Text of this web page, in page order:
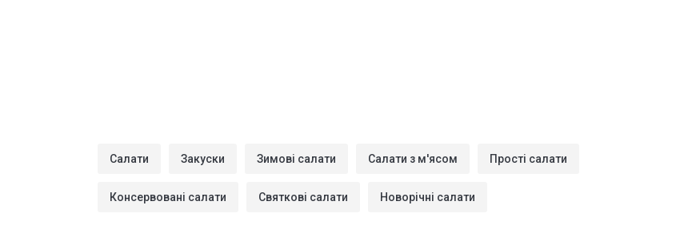
Салати Закуски Зимові салати Салати з м'ясом Прості салати
Консервовані салати Святкові салати Новорічні салати